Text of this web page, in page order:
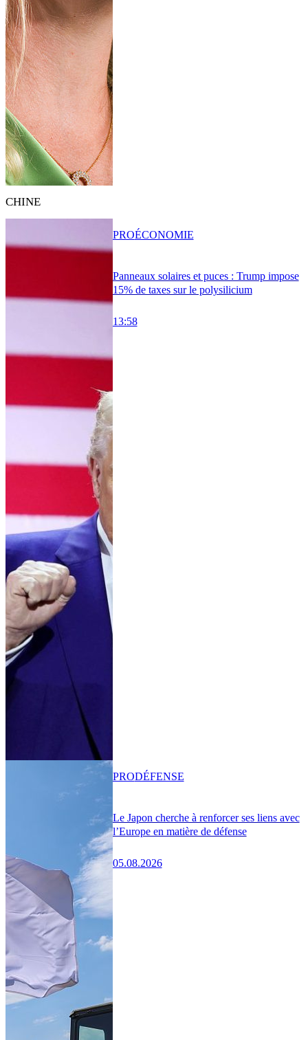
CHINE
Panneaux solaires et puces : Trump impose
15% de taxes sur le polysilicium
13:58
PROÉCONOMIE
Le Japon cherche à renforcer ses liens avec
l’Europe en matière de défense
05.08.2026
PRODÉFENSE